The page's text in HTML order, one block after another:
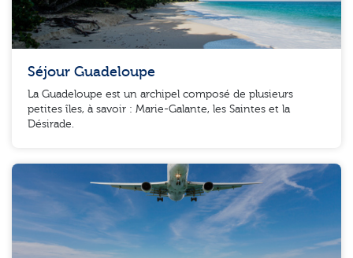
Séjour Guadeloupe
La Guadeloupe est un archipel composé de plusieurs
petites îles, à savoir : Marie-Galante, les Saintes et la
Désirade.